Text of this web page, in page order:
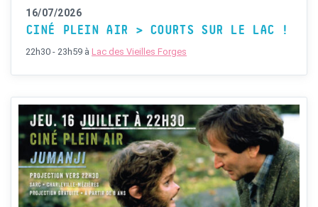
16/07/2026
CINÉ PLEIN AIR > COURTS SUR LE LAC !
22h30 - 23h59 à Lac des Vieilles Forges